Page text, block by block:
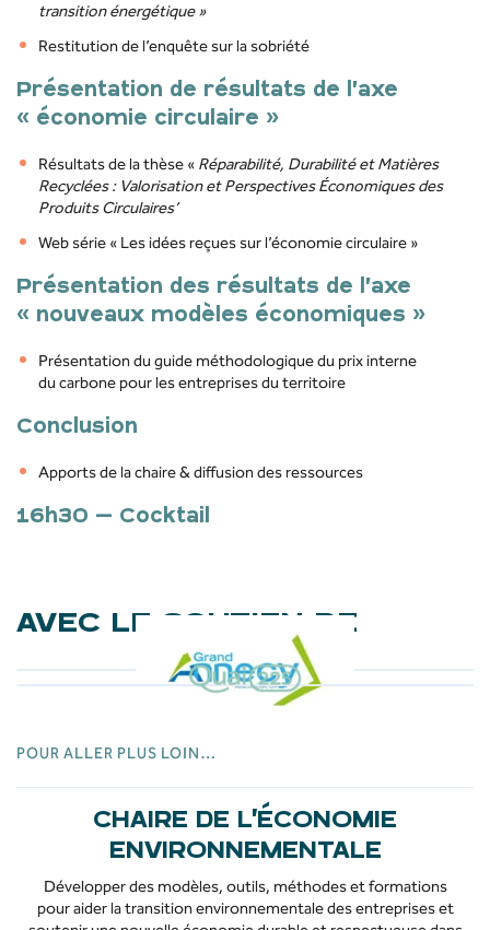
transitionénergétique »
Restitution de l’enquête sur la sobriété
Présentation de résultats de l’axe
« économie circulaire »
Résultats de la thèse « Réparabilité, Durabilité et Matières
Recyclées : Valorisation et Perspectives Économiques des
Produits Circulaires’
Web série « Les idées reçues sur l’économie circulaire »
Présentation des résultats de l’axe
« nouveaux modèles économiques »
Présentation du guide méthodologique du prix interne
du carbone pour les entreprises du territoire
Conclusion
Apports de la chaire & diffusion des ressources
16h30 – Cocktail
AVEC LE SOUTIEN DE
POUR ALLER PLUS LOIN…
CHAIRE DE L’ÉCONOMIE
ENVIRONNEMENTALE
Développer des modèles, outils, méthodes et formations
pour aider la transition environnementale des entreprises et